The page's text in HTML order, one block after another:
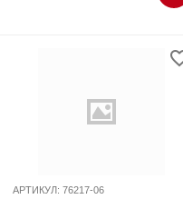
АРТИКУЛ: 76217-06